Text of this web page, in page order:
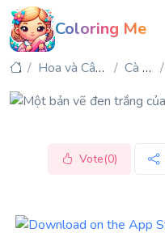
Coloring Me
Hoa và Cây cối Cà tím
Vote(0)